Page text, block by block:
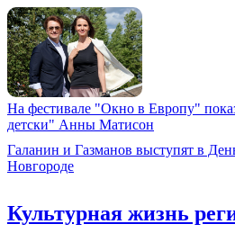
На фестивале "Окно в Европу"
детски" Анны Матисон
Галанин и Газманов выступят в
Новгороде
Культурная жизнь